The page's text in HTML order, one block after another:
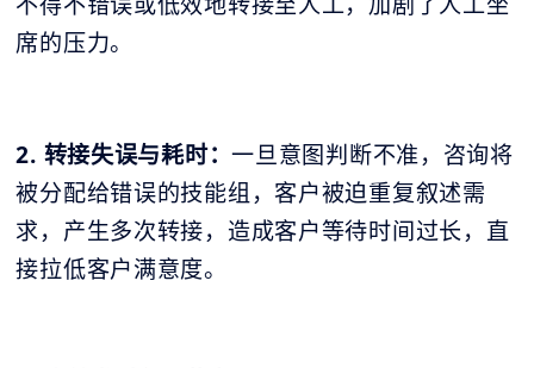
席的压力。
2. 转接失误与耗时：一旦意图判断不准，咨询将
被分配给错误的技能组，客户被迫重复叙述需
求，产生多次转接，造成客户等待时间过长，直
接拉低客户满意度。